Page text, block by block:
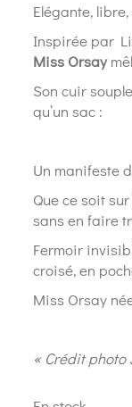
Elégante,
Inspirée par
Miss Orsay
Son cuir
qu’un sac :
Un manifeste
Que ce soit
sans en faire
Fermoir
croisé, en
Miss Orsay
« Crédit photo